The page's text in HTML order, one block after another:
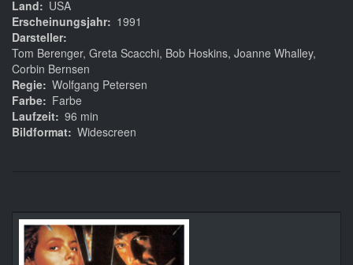
Land
USA
Erscheinungsjahr
1991
Darsteller
Tom Berenger, Greta Scacchi, Bob Hoskins, Joanne Whalley,
Corbin Bernsen
Regie Wolfgang Petersen
Farbe
Farbe
Laufzeit 96 min
Bildformat Widescreen